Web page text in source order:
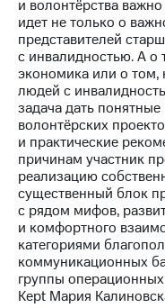
Описание
Уведомление
о
погашении
именных
облигаций
Другое
Регистратор
Реквизиты
Контакты
развитие
деловая этика
На главную
и волонтёрства
идет не только о
представителей
с инвалидностью. А о
экономика или о том,
людей с
задача дать
волонтёрских
и практические
причинам участник
реализацию
существенный блок
с рядом мифов,
и комфортного
категориями
коммуникационных
группы
Kept Мария